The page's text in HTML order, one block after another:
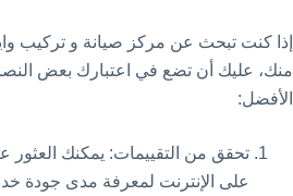
إذا كنت تبحث عن مركز صيانة و تركيب
منك، عليك أن تضع في اعتبارك بعض
الأفضل:
تحقق من التقييمات: يمكنك العثور
على الإنترنت لمعرفة مدى جودة